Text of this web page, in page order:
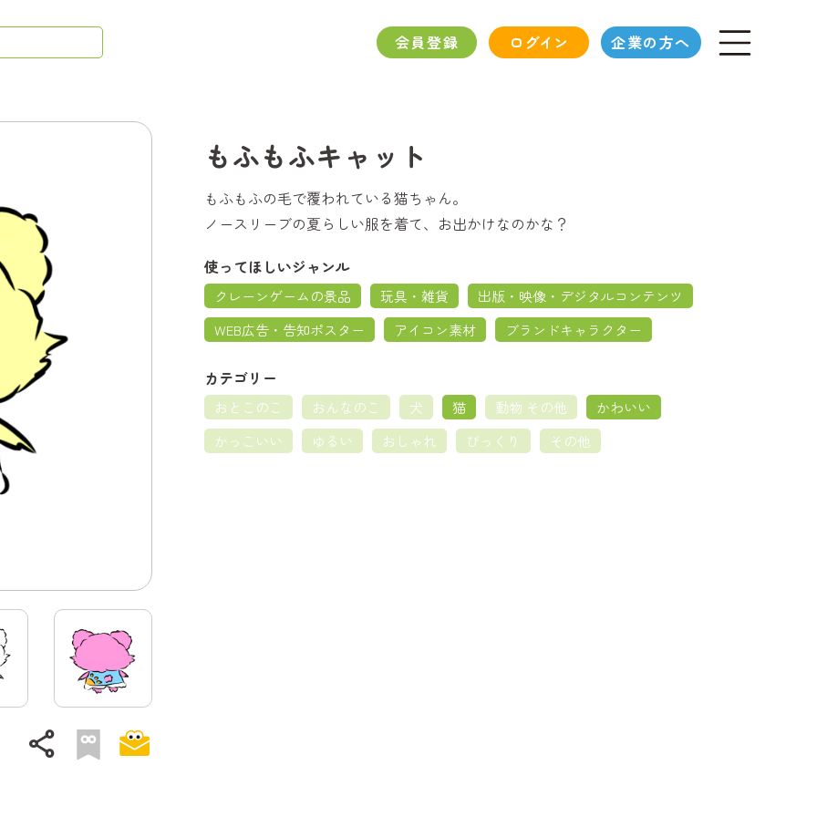
会員登録 ログイン 企業の方へ
share
もふもふキャット
もふもふの毛で覆われている猫ちゃん。
ノースリーブの夏らしい服を着て、お出かけなのかな？
使ってほしいジャンル
クレーンゲームの景品 玩具・雑貨
出版・映像・デジタルコンテンツ
WEB広告・告知ポスター
アイコン素材 ブランドキャラクター
カテゴリー
おとこのこ おんなのこ 犬 猫 動物 その他
かわいい
かっこいい
ゆるい おしゃれ びっくり その他